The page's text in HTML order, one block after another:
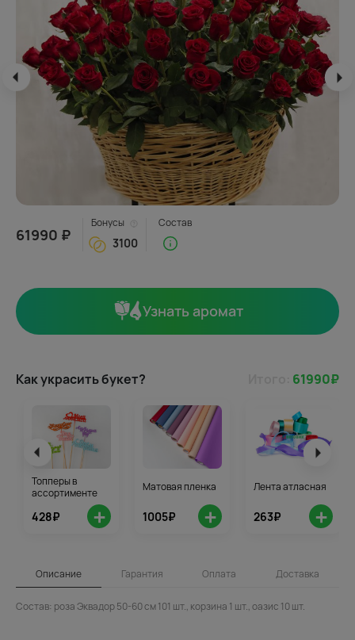
61990 ₽
Бонусы
3100
Состав
Узнать аромат
Как украсить букет? 61990₽
Топперы в
ассортименте
428₽ +
Матовая пленка
1005₽ +
Лента атласная
263₽ +
Описание Гарантия Оплата Доставка
Состав: роза Эквадор 50-60 см 101 шт., корзина 1 шт., оазис 10 шт.